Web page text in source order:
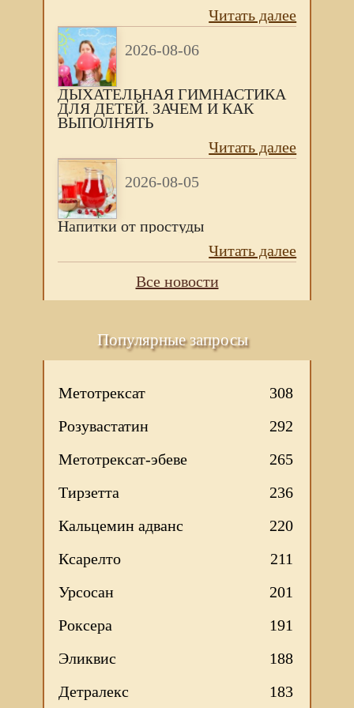
Читать далее
2026-08-06
ДЫХАТЕЛЬНАЯ ГИМНАСТИКА
ДЛЯ ДЕТЕЙ. ЗАЧЕМ И КАК
ВЫПОЛНЯТЬ
Читать далее
2026-08-05
Напитки от простуды
Читать далее
Все новости
Популярные запросы
Метотрексат
308
Розувастатин
292
Метотрексат-эбеве
265
Тирзетта
236
Кальцемин адванс
220
Ксарелто
211
Урсосан
201
Роксера
191
Эликвис
188
Детралекс
183